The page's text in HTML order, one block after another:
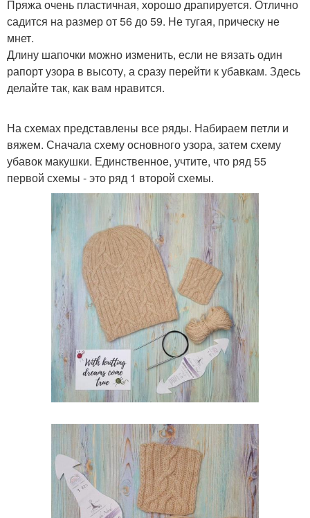
Пряжа очень пластичная, хорошо драпируется. Отлично
садится на размер от 56 до 59. Не тугая, прическу не
мнет.
Длину шапочки можно изменить, если не вязать один
рапорт узора в высоту, а сразу перейти к убавкам. Здесь
делайте так, как вам нравится.
На схемах представлены все ряды. Набираем петли и
вяжем. Сначала схему основного узора, затем схему
убавок макушки. Единственное, учтите, что ряд 55
первой схемы - это ряд 1 второй схемы.